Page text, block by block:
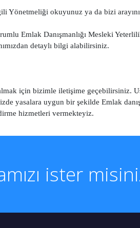
okuyunuz ya da bizi
Emlak Danışmanlığı Mesleki
detaylı bilgi alabilirsiniz.
için bizimle iletişime geçebilirsiniz.
yasalara uygun bir şekilde Emlak
hizmetleri vermekteyiz.
ister